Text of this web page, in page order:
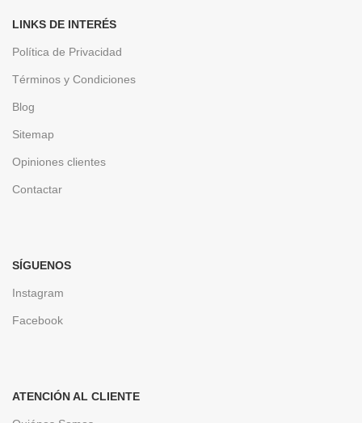
LINKS DE INTERÉS
Política de Privacidad
Términos y Condiciones
Blog
Sitemap
Opiniones clientes
Contactar
SÍGUENOS
Instagram
Facebook
ATENCIÓN AL CLIENTE